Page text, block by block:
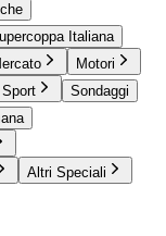
Italiana
Motori
Sondaggi
Altri Speciali